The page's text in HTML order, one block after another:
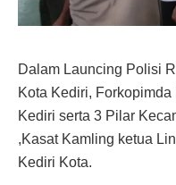
Dalam Launcing Polisi
Kota Kediri,
Kediri serta 3 Pilar
,Kasat Kamling ketua
Kediri Kota.